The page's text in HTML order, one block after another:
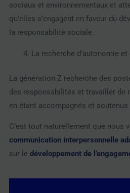
sociaux et environnementaux et
qu’elles s’engagent en faveur du
la responsabilité sociale.
La recherche d’autonomie
La génération Z recherche des
des responsabilités et travailler de
en étant accompagnés et soutenus
C’est tout naturellement que nous
communication interpersonnelle
sur le développement de